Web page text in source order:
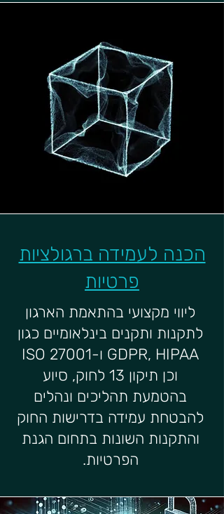
הכנה לעמידה ברגולציות
פרטיות
ליווי מקצועי בהתאמת הארגון
לתקנות ותקנים בינלאומיים כגון
GDPR, HIPAA ו-ISO 27001
וכן תיקון 13 לחוק, סיוע
בהטמעת תהליכים ונהלים
להבטחת עמידה בדרישות החוק
והתקנות השונות בתחום הגנת
הפרטיות.